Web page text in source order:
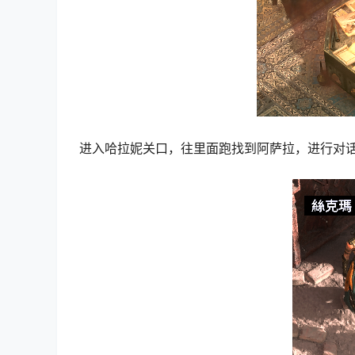
进入哈拉妮关口，往里面跑找到阿萨拉，进行对